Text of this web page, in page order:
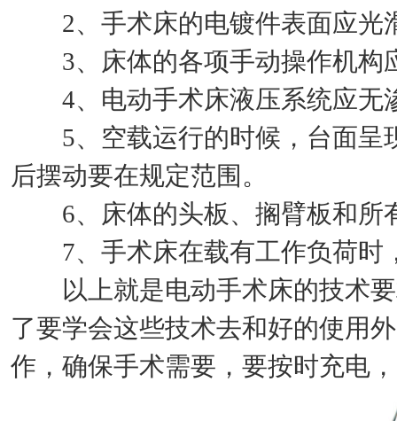
2、手术床的电镀件表面应光
3、床体的各项手动操作机构
4、电动手术床液压系统应无
5、空载运行的时候，台面呈
后摆动要在规定范围。
6、床体的头板、搁臂板和所
7、手术床在载有工作负荷时
以上就是电动手术床的技术要
了要学会这些技术去和好的使用
作，确保手术需要，要按时充电